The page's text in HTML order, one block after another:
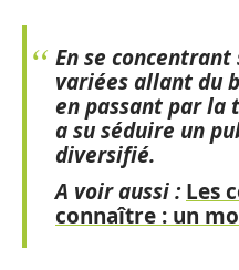
En se
variées allant du
en passant par la
a su séduire un
diversifié.
A voir aussi : Les
connaître : un